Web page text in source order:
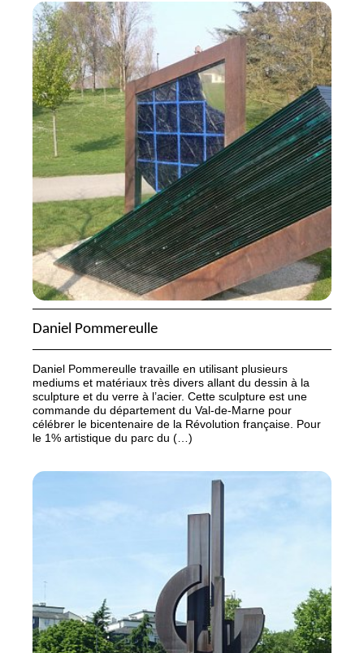
Daniel Pommereulle
Daniel Pommereulle travaille en utilisant plusieurs
mediums et matériaux très divers allant du dessin à la
sculpture et du verre à l’acier. Cette sculpture est une
commande du département du Val-de-Marne pour
célébrer le bicentenaire de la Révolution française. Pour
le 1% artistique du parc du (…)